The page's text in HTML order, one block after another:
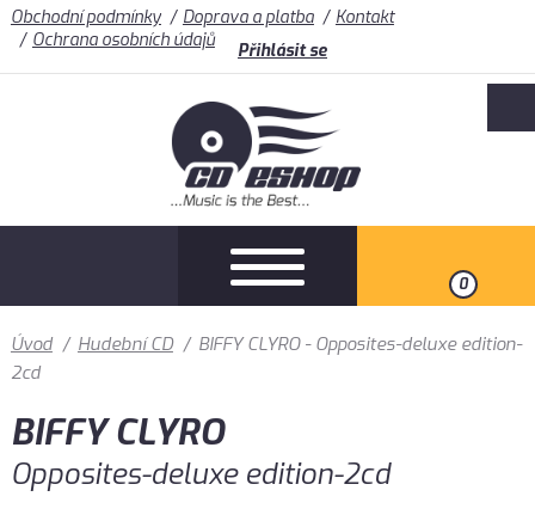
Obchodní podmínky Doprava a platba
Kontakt
Ochrana osobních údajů
Přihlásit se
0
Úvod / Hudební CD / BIFFY CLYRO - Opposites-deluxe edition-
2cd
BIFFY CLYRO
Opposites-deluxe edition-2cd